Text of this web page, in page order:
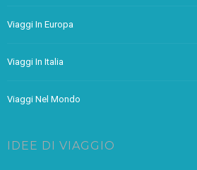
Viaggi In Europa
Viaggi In Italia
Viaggi Nel Mondo
IDEE DI VIAGGIO